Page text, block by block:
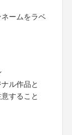
ームをラベ
ル作品と
すること